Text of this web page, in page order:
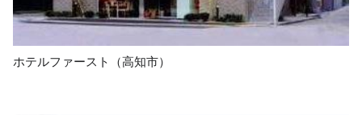
ホテルファースト（高知市）